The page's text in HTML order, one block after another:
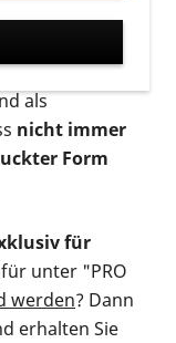
werden in
zur
Variante
als
nicht immer
Form
für
unter "PRO
werden? Dann
erhalten Sie